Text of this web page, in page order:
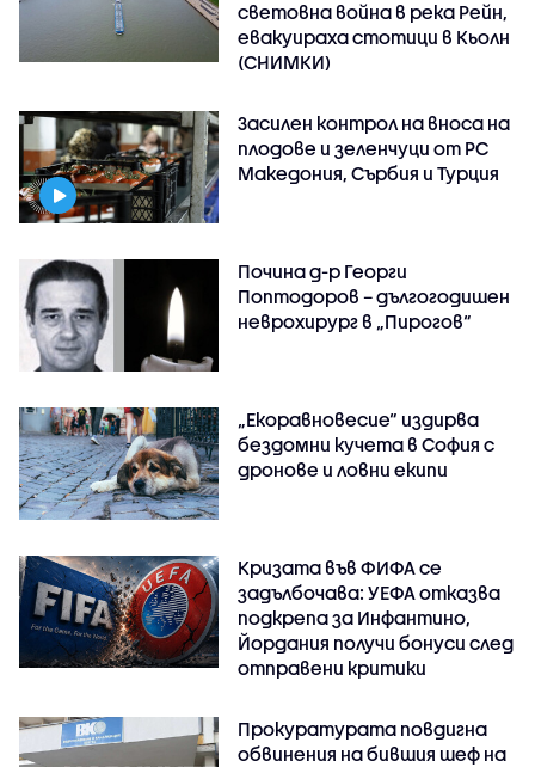
световна война в река Рейн,
евакуираха стотици в Кьолн
(СНИМКИ)
Засилен контрол на вноса на
плодове и зеленчуци от РС
Македония, Сърбия и Турция
Почина д-р Георги
Поптодоров – дългогодишен
неврохирург в „Пирогов“
„Екоравновесие“ издирва
бездомни кучета в София с
дронове и ловни екипи
Кризата във ФИФА се
задълбочава: УЕФА отказва
подкрепа за Инфантино,
Йордания получи бонуси след
отправени критики
Прокуратурата повдигна
обвинения на бившия шеф на